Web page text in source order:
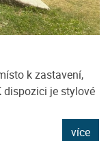
k zastavení,
dispozici je stylové
více